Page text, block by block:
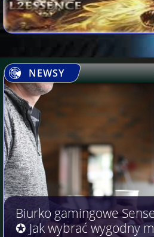
NEWSY
Biurko gamingowe
✪ Jak wybrać wygodny